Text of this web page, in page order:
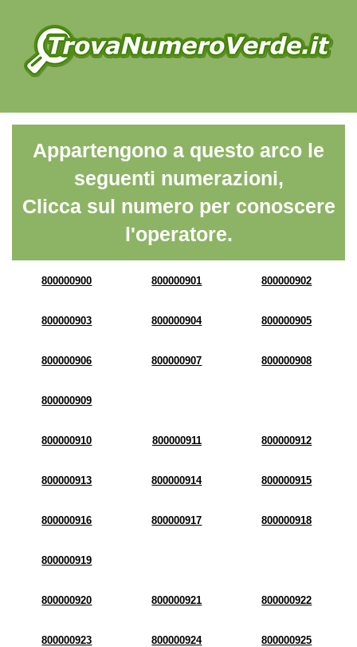
Appartengono a questo arco le
seguenti numerazioni,
Clicca sul numero per conoscere
l'operatore.
800000900 800000901 800000902
800000903 800000904 800000905
800000906 800000907 800000908
800000909
800000910 800000911 800000912
800000913 800000914 800000915
800000916 800000917 800000918
800000919
800000920 800000921 800000922
800000923 800000924 800000925